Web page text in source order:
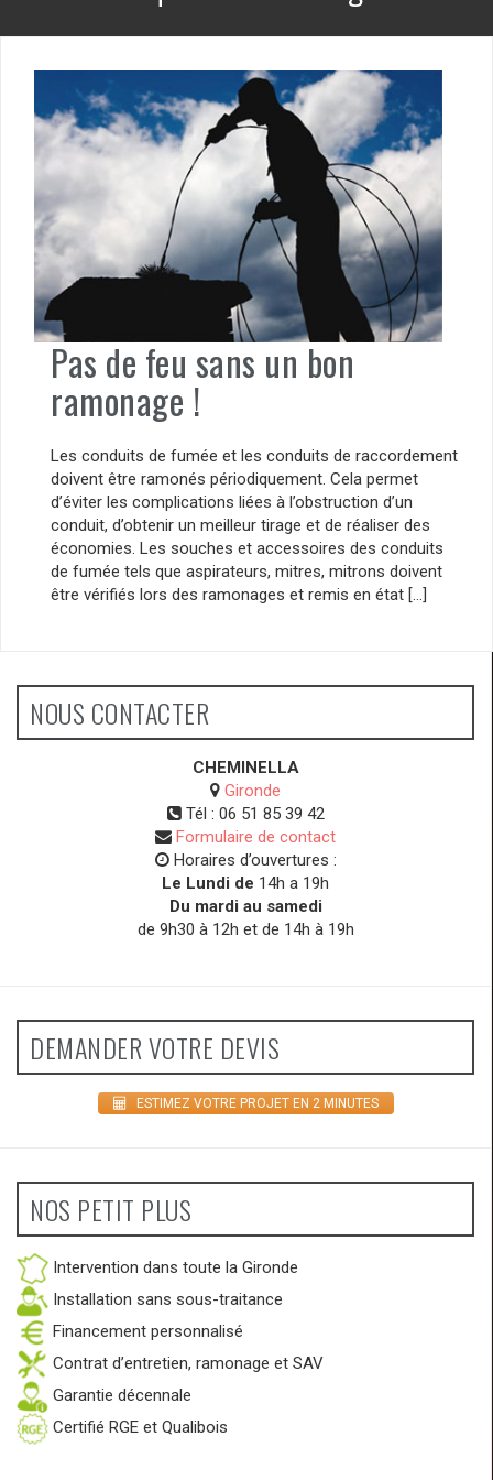
Pas de feu sans un bon
ramonage !
Les conduits de fumée et les conduits de raccordement
doivent être ramonés périodiquement. Cela permet
d’éviter les complications liées à l’obstruction d’un
conduit, d’obtenir un meilleur tirage et de réaliser des
économies. Les souches et accessoires des conduits
de fumée tels que aspirateurs, mitres, mitrons doivent
être vérifiés lors des ramonages et remis en état […]
NOUS CONTACTER
CHEMINELLA
Gironde
Tél : 06 51 85 39 42
Formulaire de contact
Horaires d’ouvertures :
Le Lundi de 14h a 19h
Du mardi au samedi
de 9h30 à 12h et de 14h à 19h
DEMANDER VOTRE DEVIS
ESTIMEZ VOTRE PROJET EN 2 MINUTES
NOS PETIT PLUS
Intervention dans toute la Gironde
Installation sans sous-traitance
Financement personnalisé
Contrat d’entretien, ramonage et SAV
Garantie décennale
Certifié RGE et Qualibois